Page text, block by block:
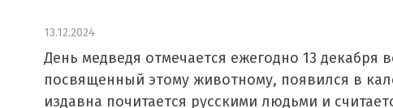
13.12.2024
День медведя отмечается ежегодно 13 декабря
посвященный этому животному, появился в
издавна почитается русскими людьми и